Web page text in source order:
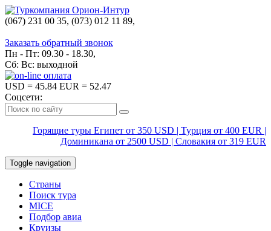
(067) 231 00 35, (073) 012 11 89,
Заказать обратный звонок
Пн - Пт: 09.30 - 18.30,
Сб: Вс: выходной
USD = 45.84 EUR = 52.47
Соцсети:
Горящие туры Египет от 350 USD | Турция от 400 EUR |
Доминикана от 2500 USD | Словакия от 319 EUR
Toggle navigation
Страны
Поиск тура
MICE
Подбор авиа
Круизы